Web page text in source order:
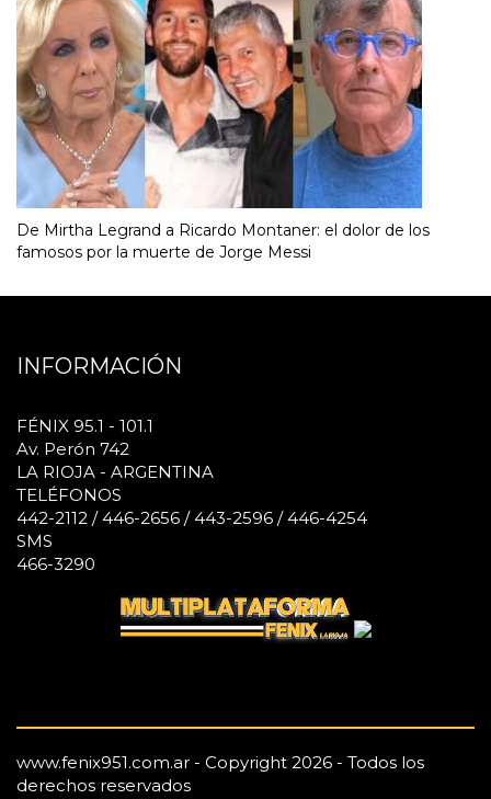
De Mirtha Legrand a Ricardo Montaner: el dolor de los
famosos por la muerte de Jorge Messi
INFORMACIÓN
FÉNIX 95.1 - 101.1
Av. Perón 742
LA RIOJA - ARGENTINA
TELÉFONOS
442-2112 / 446-2656 / 443-2596 / 446-4254
SMS
466-3290
www.fenix951.com.ar - Copyright 2026 - Todos los
derechos reservados